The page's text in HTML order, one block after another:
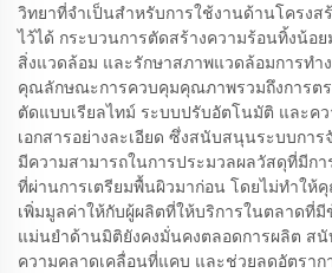
วิทยาที่จำเป็นสำหรับการใช้งานด้านโครง
ไว้ได้ กระบวนการตัดสร้างความร้อนทิ้งน้อ
สิ่งแวดล้อม และรักษาสภาพแวดล้อมการทำ
คุณลักษณะการควบคุมคุณภาพรวมถึงการตร
ตัดแบบเรียลไทม์ ระบบปรับอัตโนมัติ และค
เอกสารอย่างละเอียด ซึ่งสนับสนุนระบบกา
มีความสามารถในการประมวลผลวัสดุที่มีก
ที่ผ่านการเตรียมพื้นผิวมาก่อน โดยไม่ทำให้
เพิ่มมูลค่าให้กับผู้ผลิตที่ให้บริการในตลาดที่
แม่นยำด้านมิติยังคงมั่นคงตลอดการผลิต ส
ความคลาดเคลื่อนที่แคบ และช่วยลดอัตราก